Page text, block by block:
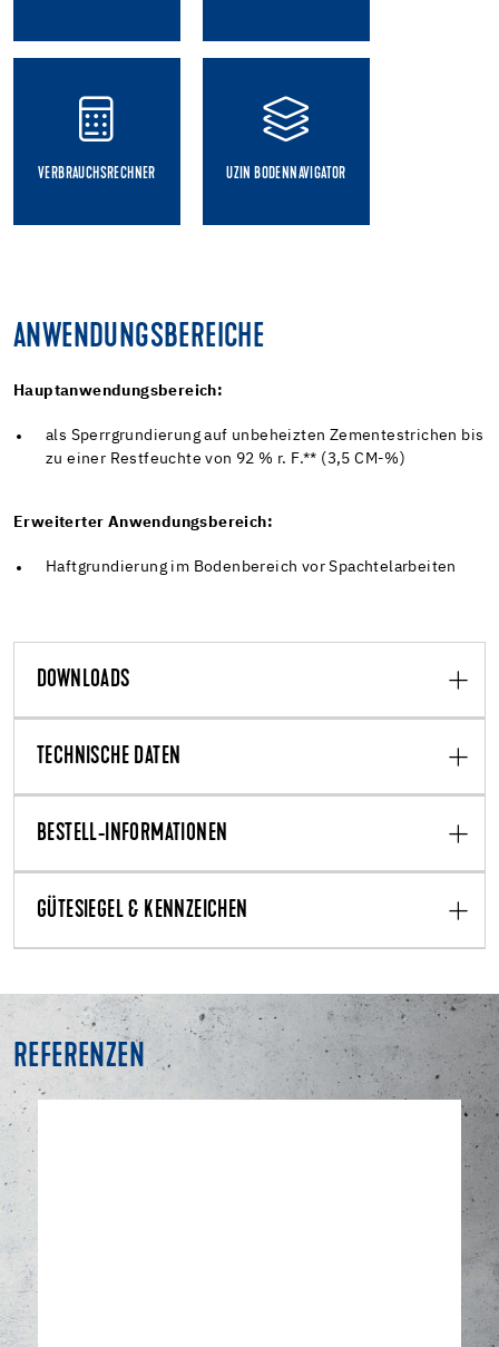
VERBRAUCHSRECHNER UZIN BODENNAVIGATOR
ANWENDUNGSBEREICHE
Hauptanwendungsbereich:
als Sperrgrundierung auf unbeheizten Zementestrichen bis
zu einer Restfeuchte von 92 % r. F.** (3,5 CM-%)
Erweiterter Anwendungsbereich:
Haftgrundierung im Bodenbereich vor Spachtelarbeiten
DOWNLOADS
TECHNISCHE DATEN
BESTELL-INFORMATIONEN
GÜTESIEGEL & KENNZEICHEN
REFERENZEN